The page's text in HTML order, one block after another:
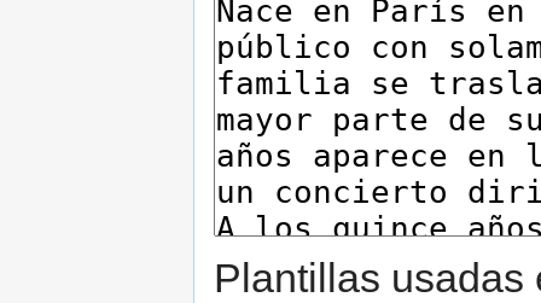
Plantillas usadas